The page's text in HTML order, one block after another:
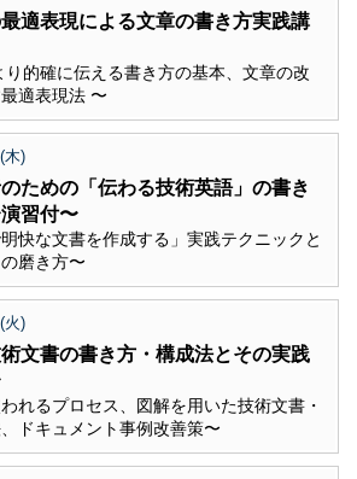
適表現による文章の書き方実践講
り的確に伝える書き方の基本、文章の改
適表現法 〜
木)
ための「伝わる技術英語」の書き
習付〜
快な文書を作成する」実践テクニックと
磨き方〜
火)
文書の書き方・構成法とその実践
れるプロセス、図解を用いた技術文書・
ドキュメント事例改善策〜